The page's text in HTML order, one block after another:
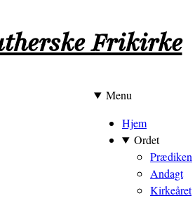
Frikirke
Menu
Hjem
Ordet
Prædiken
Andagt
Kirkeåret